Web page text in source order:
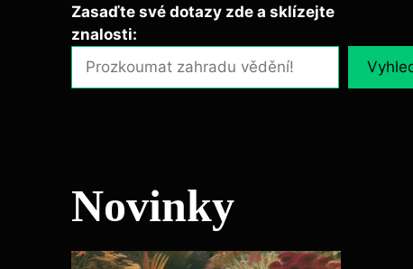
Zasaďte své dotazy zde a sklízejte
znalosti:
Novinky